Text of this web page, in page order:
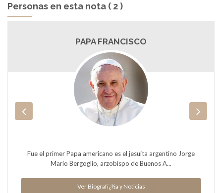
Personas en esta nota ( 2 )
PAPA FRANCISCO
Fue el primer Papa americano es el jesuita argentino Jorge
Mario Bergoglio, arzobispo de Buenos A...
Ver Biografï¿½a y Noticias